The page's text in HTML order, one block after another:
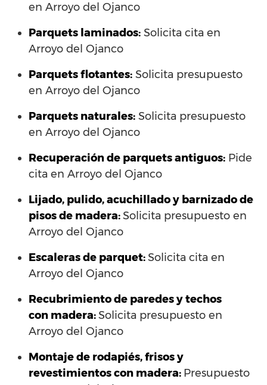
en Arroyo del Ojanco
Parquets laminados: Solicita cita en
Arroyo del Ojanco
Parquets flotantes: Solicita presupuesto
en Arroyo del Ojanco
Parquets naturales: Solicita presupuesto
en Arroyo del Ojanco
Recuperación de parquets antiguos: Pide
cita en Arroyo del Ojanco
Lijado, pulido, acuchillado y barnizado de
pisos de madera:Solicita presupuesto en
Arroyo del Ojanco
Escaleras de parquet:Solicita cita en
Arroyo del Ojanco
Recubrimiento de paredes y techos
con madera:Solicita presupuesto en
Arroyo del Ojanco
Montaje de rodapiés, frisos y
revestimientos con madera: Presupuesto